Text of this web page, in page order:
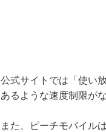
公式サイトでは「使い
あるような速度制限が
また、ピーチモバイル